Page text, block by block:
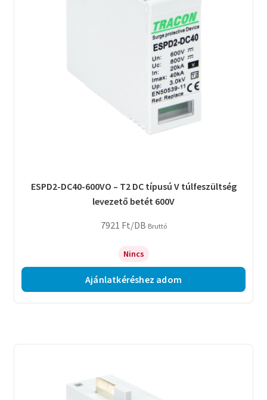
ESPD2-DC40-600VO – T2 DC típusú V túlfeszültség
levezető betét 600V
7921 Ft/DB Bruttó
Nincs
Ajánlatkéréshez adom